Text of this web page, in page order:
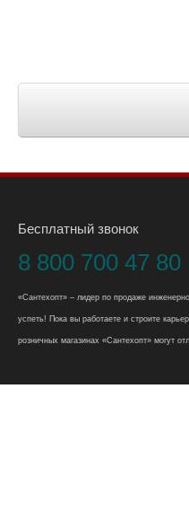
Бесплатный звонок
8 800 700 47 80
«Сантехопт» – лидер по продаже
успеть! Пока вы работаете и строите
розничных магазинах «Сантехопт» могут